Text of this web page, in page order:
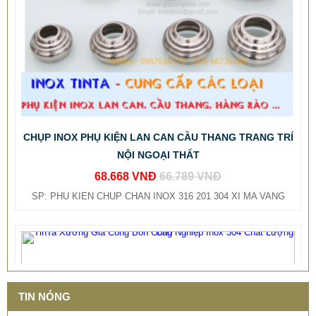
CHỤP INOX PHỤ KIỆN LAN CAN CẦU THANG TRANG TRÍ
NỘI NGOẠI THẤT
TIN NÓNG